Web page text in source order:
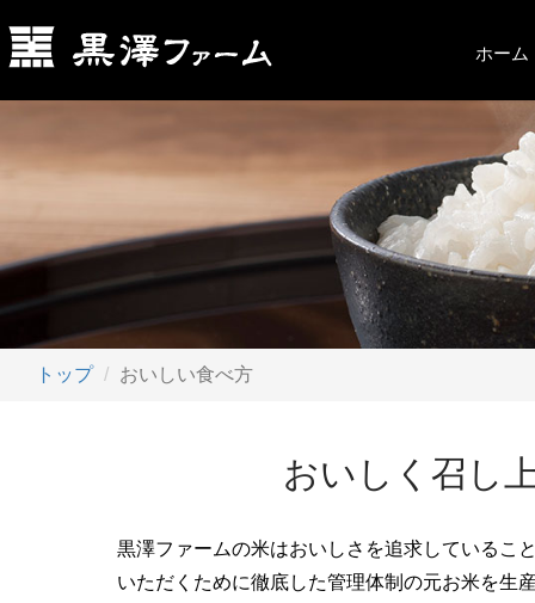
ホーム
トップ おいしい食べ方
おいしく召し
黒澤ファームの米はおいしさを追求しているこ
いただくために徹底した管理体制の元お米を生